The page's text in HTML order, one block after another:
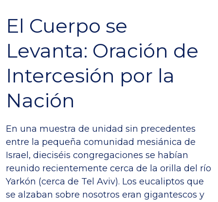
El Cuerpo se
Levanta: Oración de
Intercesión por la
Nación
En una muestra de unidad sin precedentes
entre la pequeña comunidad mesiánica de
Israel, dieciséis congregaciones se habían
reunido recientemente cerca de la orilla del río
Yarkón (cerca de Tel Aviv). Los eucaliptos que
se alzaban sobre nosotros eran gigantescos y